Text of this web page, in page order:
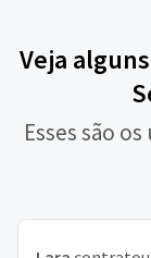
Veja
Esses são